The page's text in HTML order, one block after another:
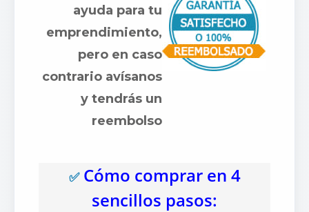
ayuda para tu
emprendimiento,
pero en caso
contrario avísanos
y tendrás un
reembolso
✅ Cómo comprar en 4
sencillos pasos: